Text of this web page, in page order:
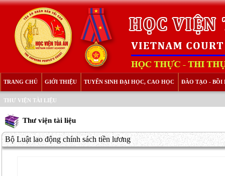
TRANG CHỦ GIỚI THIỆU TUYỂN SINH ĐẠI HỌC, CAO HỌC ĐÀO TẠO - BỒI
THƯ VIỆN TÀI LIỆU
Thư viện tài liệu
Bộ Luật lao động chính sách tiền lương